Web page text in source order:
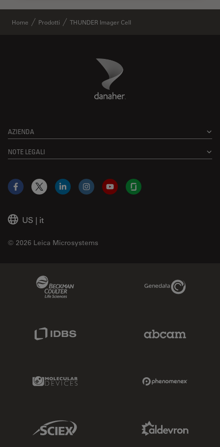
Home Prodotti THUNDER Imager Cell
Danaher Logo
AZIENDA
NOTE LEGALI
US | it
© 2026 Leica Microsystems
Facebook
X LinkedInInstagramYouTubeGlassdoor
Genedata Link
Molecular Devices Link
Sciex Link